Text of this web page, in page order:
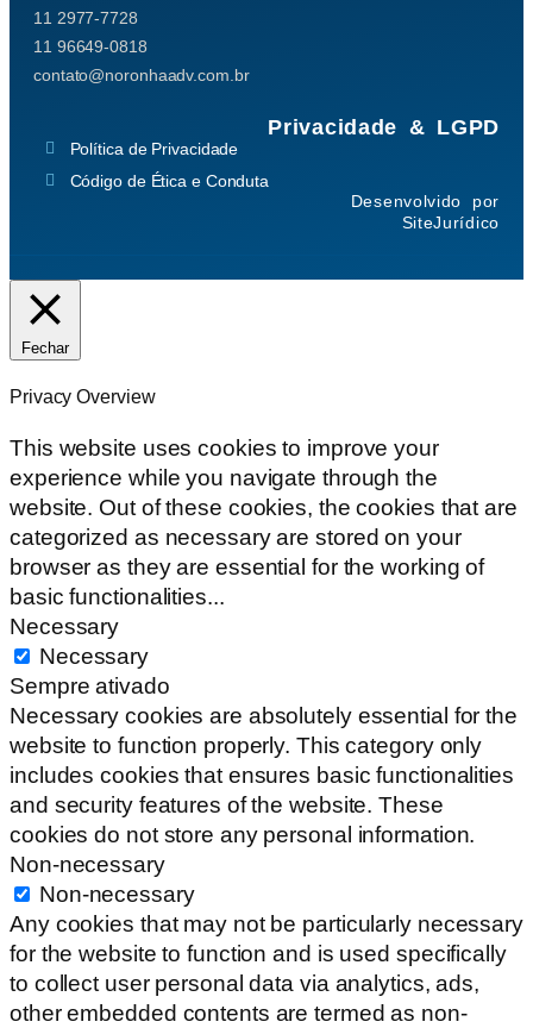
11 2977-7728
11 96649-0818
contato@noronhaadv.com.br
Privacidade & LGPD
Política de Privacidade
Código de Ética e Conduta
Desenvolvido por
SiteJurídico
Fechar
Privacy Overview
This website uses cookies to improve your
experience while you navigate through the
website. Out of these cookies, the cookies that are
categorized as necessary are stored on your
browser as they are essential for the working of
basic functionalities...
Necessary
Necessary
Sempre ativado
Necessary cookies are absolutely essential for the
website to function properly. This category only
includes cookies that ensures basic functionalities
and security features of the website. These
cookies do not store any personal information.
Non-necessary
Non-necessary
Any cookies that may not be particularly necessary
for the website to function and is used specifically
to collect user personal data via analytics, ads,
other embedded contents are termed as non-